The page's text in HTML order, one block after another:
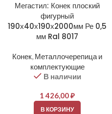
Мегастил: Конек плоский
фигурный
190х40х190х2000мм Ре 0,5
мм Ral 8017
Конек, Металлочерепица и
комплектующие
В наличии
1 426,00₽
В КОРЗИНУ